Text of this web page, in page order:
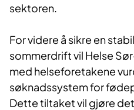
sektoren.
For videre å sikre en
sommerdrift vil Helse
med helseforetakene
søknadssystem for
Dette tiltaket vil gjøre